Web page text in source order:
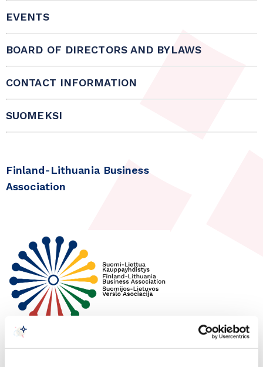
EVENTS
BOARD OF DIRECTORS AND BYLAWS
CONTACT INFORMATION
SUOMEKSI
Finland-Lithuania Business
Association
23.03.2021